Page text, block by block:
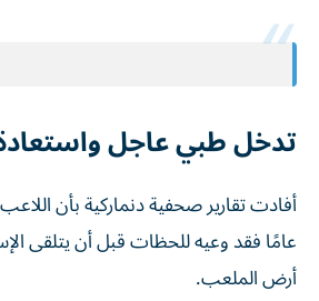
تدخل طبي عاجل
عامًا فقد وعيه للحظات قبل أن يتلقى
أرض الملعب.